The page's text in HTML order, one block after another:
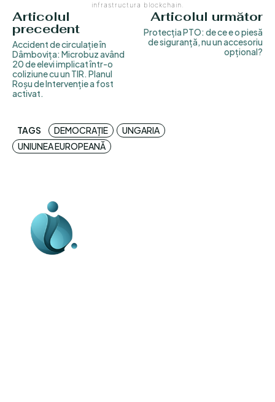
infrastructura blockchain.
Articolul
precedent
Accident de circulație în
Dâmbovița: Microbuz având
20 de elevi implicat într-o
coliziune cu un TIR. Planul
Roșu de Intervenție a fost
activat.
Articolul următor
Protecția PTO: de ce e o piesă
de siguranță, nu un accesoriu
opțional?
TAGS DEMOCRAȚIE
UNGARIA
UNIUNEA EUROPEANĂ